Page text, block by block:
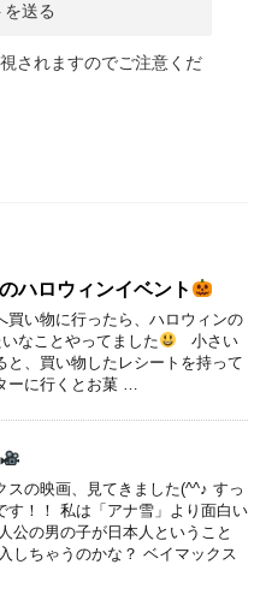
されますのでご注意くだ
ハロウィンイベント
買い物に行ったら、ハロウィンの
なことやってました
小さい
と、買い物したレシートを持って
ーに行くとお菓 …
スの映画、見てきました(^^♪ すっ
す！！ 私は「アナ雪」より面白い
公の男の子が日本人ということ
しちゃうのかな？ ベイマックス